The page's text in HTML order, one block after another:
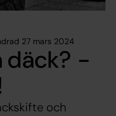
27 mars 2024
däck? -
och